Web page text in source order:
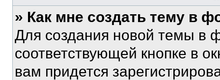
» Как мне создать тему в
Для создания новой темы в
соответствующей кнопке в
вам придется